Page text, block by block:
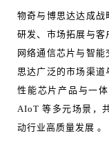
物奇与博思达达成战
研发、市场拓展与客
网络通信芯片与智
思达广泛的市场渠
性能芯片产品与一
AIoT 等多元场景，
动行业高质量发展 。